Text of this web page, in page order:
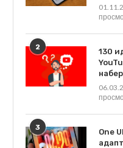
2
130
3
One